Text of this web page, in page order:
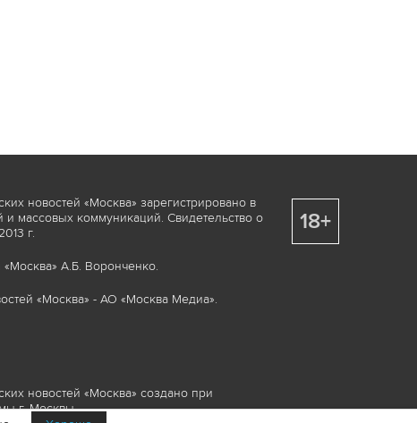
новостей «Москва» зарегистрировано в
массовых коммуникаций. Свидетельство о
г.
«Москва» А.Б. Воронченко.
«Москва» - АО «Москва Медиа».
новостей «Москва» создано при
г. Москвы.
18+